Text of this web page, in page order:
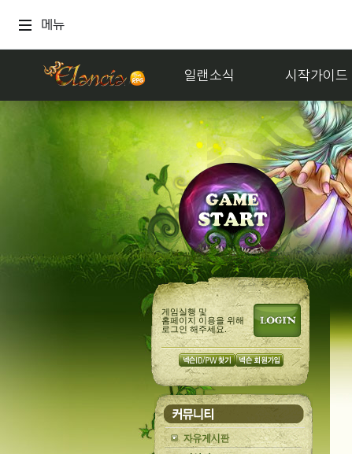
메뉴
일랜소식 시작가이드
게임실행 및
홈페이지 이용을 위해
로그인 해주세요.